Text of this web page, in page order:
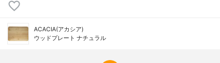
ACACIA(アカシア)
ウッドプレート ナチュラル